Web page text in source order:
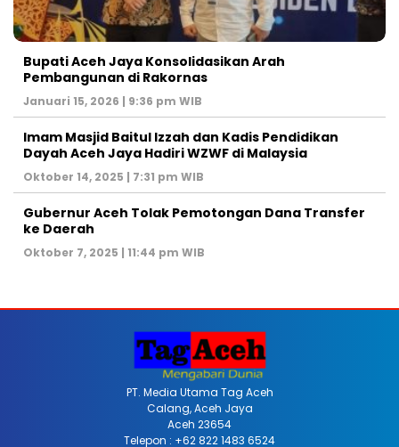
Bupati Aceh Jaya Konsolidasikan Arah
Pembangunan di Rakornas
Januari 15, 2026 | 9:36 pm WIB
Imam Masjid Baitul Izzah dan Kadis Pendidikan
Dayah Aceh Jaya Hadiri WZWF di Malaysia
Oktober 14, 2025 | 7:31 pm WIB
Gubernur Aceh Tolak Pemotongan Dana Transfer
ke Daerah
Oktober 7, 2025 | 11:44 pm WIB
PT. Media Utama Tag Aceh
Calang, Aceh Jaya
Aceh 23654
Telepon : +62 822 1483 6524